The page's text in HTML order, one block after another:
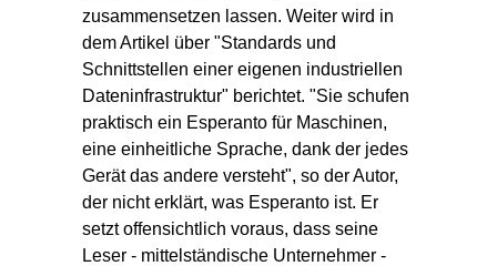
zusammensetzen lassen. Weiter wird in
dem Artikel über "Standards und
Schnittstellen einer eigenen industriellen
Dateninfrastruktur" berichtet. "Sie schufen
praktisch ein Esperanto für Maschinen,
eine einheitliche Sprache, dank der jedes
Gerät das andere versteht", so der Autor,
der nicht erklärt, was Esperanto ist. Er
setzt offensichtlich voraus, dass seine
Leser - mittelständische Unternehmer -